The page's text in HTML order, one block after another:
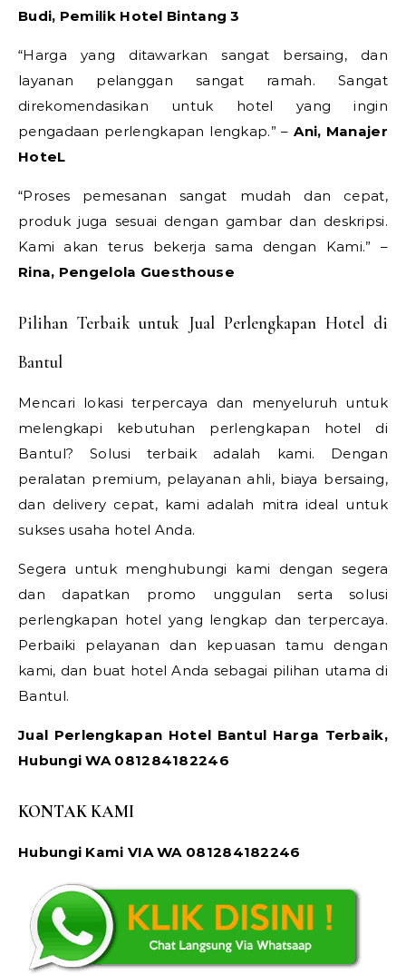
Budi, Pemilik Hotel Bintang 3
“Harga yang ditawarkan sangat bersaing, dan
layanan pelanggan sangat ramah. Sangat
direkomendasikan untuk hotel yang ingin
pengadaan perlengkapan lengkap.” –Ani, Manajer
HoteL
“Proses pemesanan sangat mudah dan cepat,
produk juga sesuai dengan gambar dan deskripsi.
Kami akan terus bekerja sama dengan Kami.” –
Rina, Pengelola Guesthouse
Pilihan Terbaik untuk Jual Perlengkapan Hotel di
Bantul
Mencari lokasi terpercaya dan menyeluruh untuk
melengkapi kebutuhan perlengkapan hotel di
Bantul? Solusi terbaik adalah kami. Dengan
peralatan premium, pelayanan ahli, biaya bersaing,
dan delivery cepat, kami adalah mitra ideal untuk
sukses usaha hotel Anda.
Segera untuk menghubungi kami dengan segera
dan dapatkan promo unggulan serta solusi
perlengkapan hotel yang lengkap dan terpercaya.
Perbaiki pelayanan dan kepuasan tamu dengan
kami, dan buat hotel Anda sebagai pilihan utama di
Bantul.
Jual Perlengkapan Hotel Bantul Harga Terbaik,
Hubungi WA 081284182246
KONTAK KAMI
Hubungi Kami VIA WA 081284182246